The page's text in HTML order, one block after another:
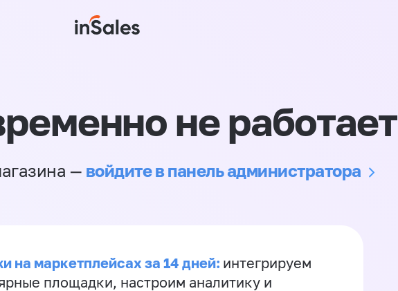
не работает
— войдите в панель администратора
на маркетплейсах за 14 дней: интегрируем
площадки, настроим аналитику и